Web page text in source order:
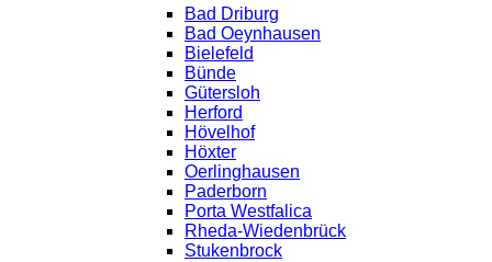
Bad Driburg
Bad Oeynhausen
Bielefeld
Bünde
Gütersloh
Herford
Hövelhof
Höxter
Oerlinghausen
Paderborn
Porta Westfalica
Rheda-Wiedenbrück
Stukenbrock